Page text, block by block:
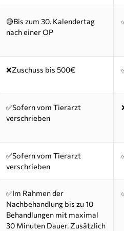
🟡Bis zum 30. Kalendertag
nach einer OP
❌Zuschuss bis 500€
✅Sofern vom Tierarzt
verschrieben
✅Sofern vom Tierarzt
verschrieben
✅Im Rahmen der
Nachbehandlung bis zu 10
Behandlungen mit maximal
30 Minuten Dauer. Zusätzlich